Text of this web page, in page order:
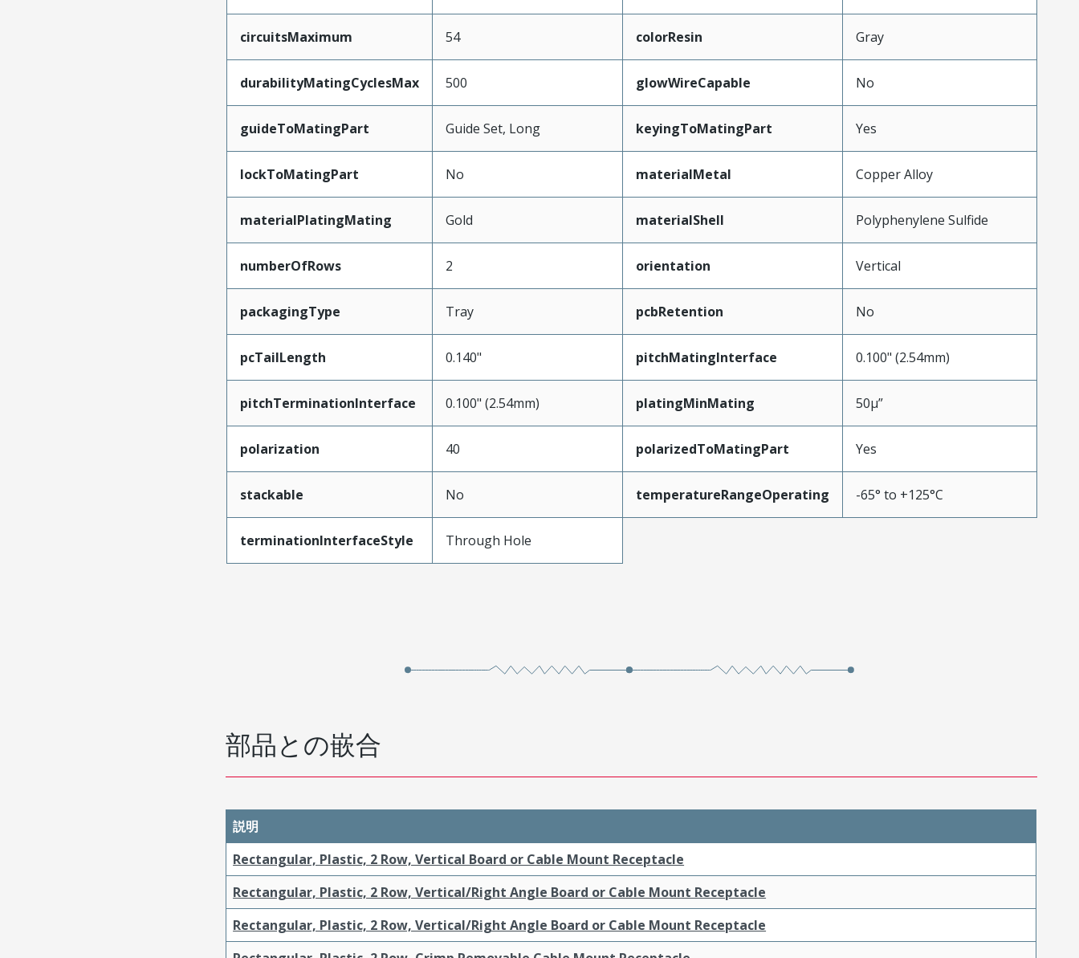
circuitsMaximum 54 colorResin Gray
durabilityMatingCyclesMax 500 glowWireCapable No
guideToMatingPart Guide Set, Long keyingToMatingPart Yes
lockToMatingPart No materialMetal Copper Alloy
materialPlatingMating Gold materialShell Polyphenylene Sulfide
numberOfRows 2 orientation Vertical
packagingType Tray pcbRetention No
pcTailLength 0.140" pitchMatingInterface 0.100" (2.54mm)
pitchTerminationInterface 0.100" (2.54mm) platingMinMating 50µ”
polarization 40 polarizedToMatingPart Yes
stackable No temperatureRangeOperating -65° to +125°C
terminationInterfaceStyle Through Hole
部品との嵌合
説明
Rectangular, Plastic, 2 Row, Vertical Board or Cable Mount Receptacle
Rectangular, Plastic, 2 Row, Vertical/Right Angle Board or Cable Mount Receptacle
Rectangular, Plastic, 2 Row, Vertical/Right Angle Board or Cable Mount Receptacle